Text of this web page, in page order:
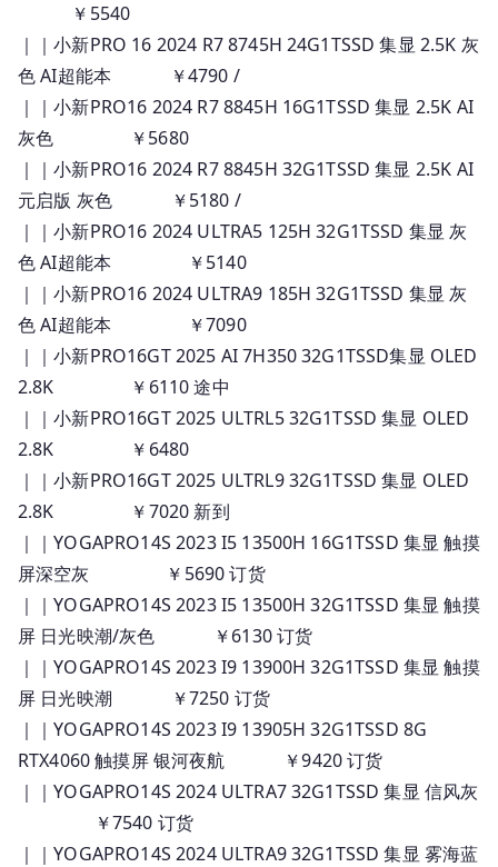
￥5540
｜｜小新PRO 16 2024 R7 8745H 24G1TSSD 集显 2.5K 灰
色 AI超能本 ￥4790 /
｜｜小新PRO16 2024 R7 8845H 16G1TSSD 集显 2.5K AI
灰色 ￥5680
｜｜小新PRO16 2024 R7 8845H 32G1TSSD 集显 2.5K AI
元启版 灰色 ￥5180 /
｜｜小新PRO16 2024 ULTRA5 125H 32G1TSSD 集显 灰
色 AI超能本 ￥5140
｜｜小新PRO16 2024 ULTRA9 185H 32G1TSSD 集显 灰
色 AI超能本 ￥7090
｜｜小新PRO16GT 2025 AI 7H350 32G1TSSD集显 OLED
2.8K ￥6110 途中
｜｜小新PRO16GT 2025 ULTRL5 32G1TSSD 集显 OLED
2.8K ￥6480
｜｜小新PRO16GT 2025 ULTRL9 32G1TSSD 集显 OLED
2.8K ￥7020 新到
｜｜YOGAPRO14S 2023 I5 13500H 16G1TSSD 集显 触摸
屏深空灰 ￥5690 订货
｜｜YOGAPRO14S 2023 I5 13500H 32G1TSSD 集显 触摸
屏 日光映潮/灰色 ￥6130 订货
｜｜YOGAPRO14S 2023 I9 13900H 32G1TSSD 集显 触摸
屏 日光映潮 ￥7250 订货
｜｜YOGAPRO14S 2023 I9 13905H 32G1TSSD 8G
RTX4060 触摸屏 银河夜航 ￥9420 订货
｜｜YOGAPRO14S 2024 ULTRA7 32G1TSSD 集显 信风灰
￥7540 订货
｜｜YOGAPRO14S 2024 ULTRA9 32G1TSSD 集显 雾海蓝